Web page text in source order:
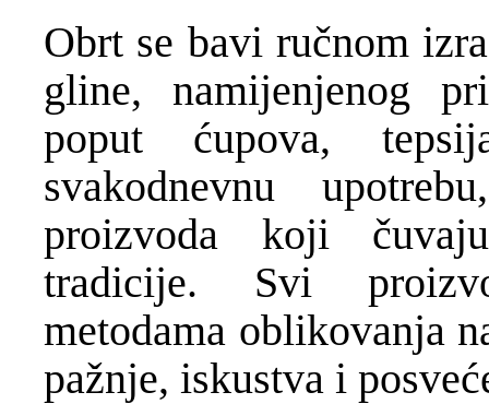
Obrt se bavi ručnom
gline, namijenjenog
poput ćupova,
svakodnevnu
proizvoda koji
tradicije. Svi
metodama oblikovanja
pažnje, iskustva i